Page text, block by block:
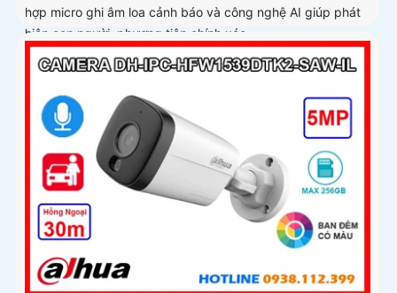
hợp micro ghi âm loa cảnh báo và công nghệ AI giúp phát
hiện con người, phương tiện chính xác